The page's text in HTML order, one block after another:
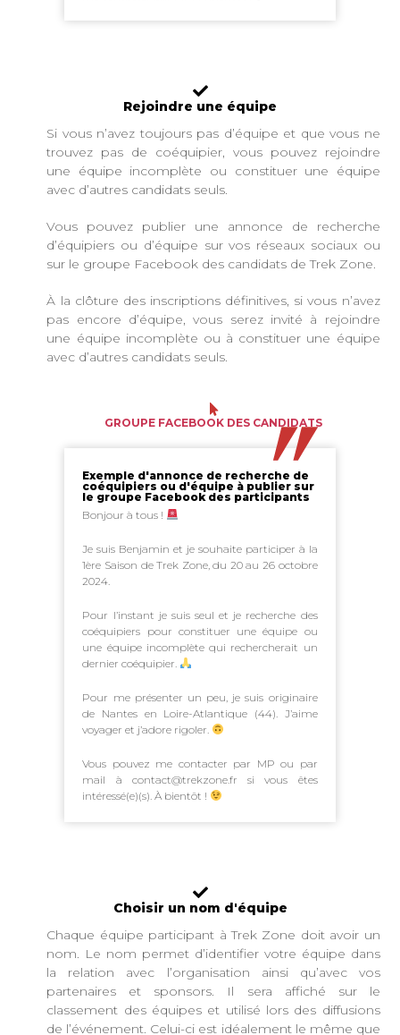
Rejoindre une équipe
Si vous n’avez toujours pas d’équipe et que vous ne
trouvez pas de coéquipier, vous pouvez rejoindre
une équipe incomplète ou constituer une équipe
avec d’autres candidats seuls.
Vous pouvez publier une annonce de recherche
d’équipiers ou d’équipe sur vos réseaux sociaux ou
sur le groupe Facebook des candidats de Trek Zone.
À la clôture des inscriptions définitives, si vous n’avez
pas encore d’équipe, vous serez invité à rejoindre
une équipe incomplète ou à constituer une équipe
avec d’autres candidats seuls.
GROUPE FACEBOOK DES CANDIDATS
Exemple d'annonce de recherche de
coéquipiers ou d'équipe à publier sur
le groupe Facebook des participants
Bonjour à tous !
Je suis Benjamin et je souhaite participer à la
1ère Saison de Trek Zone, du 20 au 26 octobre
2024.
Pour l’instant je suis seul et je recherche des
coéquipiers pour constituer une équipe ou
une équipe incomplète qui rechercherait un
dernier coéquipier.
Pour me présenter un peu, je suis originaire
de Nantes en Loire-Atlantique (44). J’aime
voyager et j’adore rigoler.
Vous pouvez me contacter par MP ou par
mail à contact@trekzone.fr si vous êtes
intéressé(e)(s). À bientôt !
Choisir un nom d'équipe
Chaque équipe participant à Trek Zone doit avoir un
nom. Le nom permet d’identifier votre équipe dans
la relation avec l’organisation ainsi qu’avec vos
partenaires et sponsors. Il sera affiché sur le
classement des équipes et utilisé lors des diffusions
de l’événement. Celui-ci est idéalement le même que